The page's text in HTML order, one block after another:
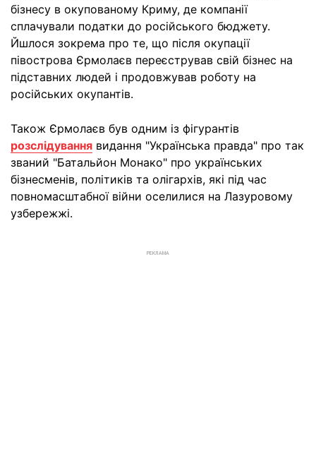
бізнесу в окупованому Криму, де компанії
сплачували податки до російського бюджету.
Йшлося зокрема про те, що після окупації
півострова Єрмолаєв переєстрував свій бізнес на
підставних людей і продовжував роботу на
російських окупантів.
Також Єрмолаєв був одним із фігурантів
розслідування видання "Українська правда" про так
званий "Батальйон Монако" про українських
бізнесменів, політиків та олігархів, які під час
повномасштабної війни оселилися на Лазуровому
узбережжі.
РЕКЛАМА